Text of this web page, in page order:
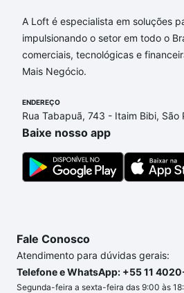
Aqui na Loft temos a oferta
Apartamentos com 4 quartos
Residencial Nova Bandeirante,
custam a partir de R$ 0 e com
adequar ao seu orçamento. Se
dúvida dos custos envolvidos
compra, veja em nosso portal
um apartamento e conte com a
o imóvel dos seus sonhos com
A Loft é especialista em soluções
impulsionando o setor em todo o
comerciais, tecnológicas e
Mais Negócio.
ENDEREÇO
Rua Tabapuã, 743 - Itaim Bibi,
Baixe nosso app
Fale Conosco
Atendimento para dúvidas gerais:
Telefone e WhatsApp: +55 11
Segunda-feira a sexta-feira das 9:00 às